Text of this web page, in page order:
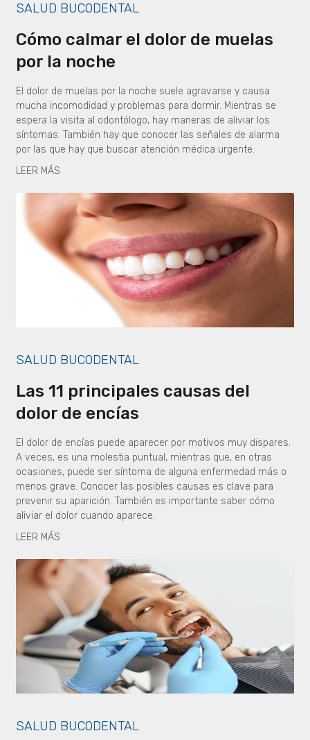
SALUD BUCODENTAL
Cómo calmar el dolor de muelas
por la noche
El dolor de muelas por la noche suele agravarse y causa
mucha incomodidad y problemas para dormir. Mientras se
espera la visita al odontólogo, hay maneras de aliviar los
síntomas. También hay que conocer las señales de alarma
por las que hay que buscar atención médica urgente.
LEER MÁS
SALUD BUCODENTAL
Las 11 principales causas del
dolor de encías
El dolor de encías puede aparecer por motivos muy dispares.
A veces, es una molestia puntual, mientras que, en otras
ocasiones, puede ser síntoma de alguna enfermedad más o
menos grave. Conocer las posibles causas es clave para
prevenir su aparición. También es importante saber cómo
aliviar el dolor cuando aparece.
LEER MÁS
SALUD BUCODENTAL